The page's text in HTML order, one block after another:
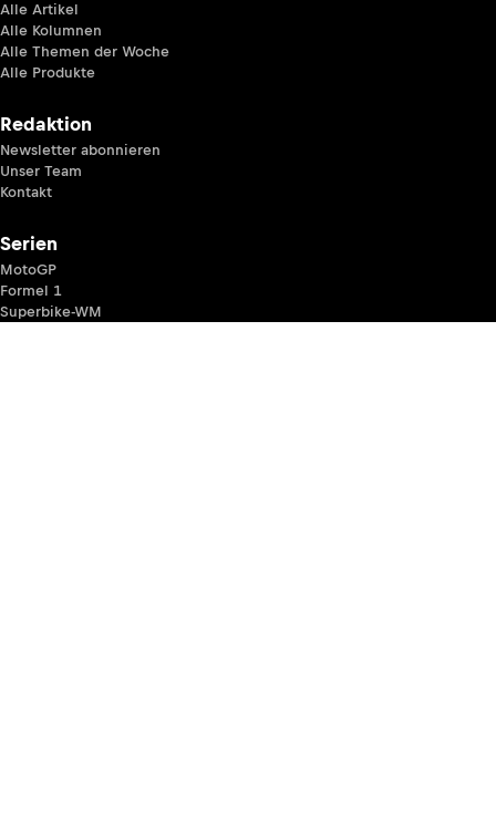
Alle Artikel
Alle Kolumnen
Alle Themen der Woche
Alle Produkte
Redaktion
Newsletter abonnieren
Unser Team
Kontakt
Serien
MotoGP
Formel 1
Superbike-WM